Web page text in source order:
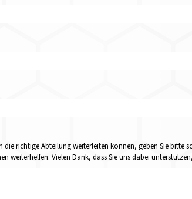
richtige Abteilung weiterleiten können, geben Sie bitte
Vielen Dank, dass Sie uns dabei